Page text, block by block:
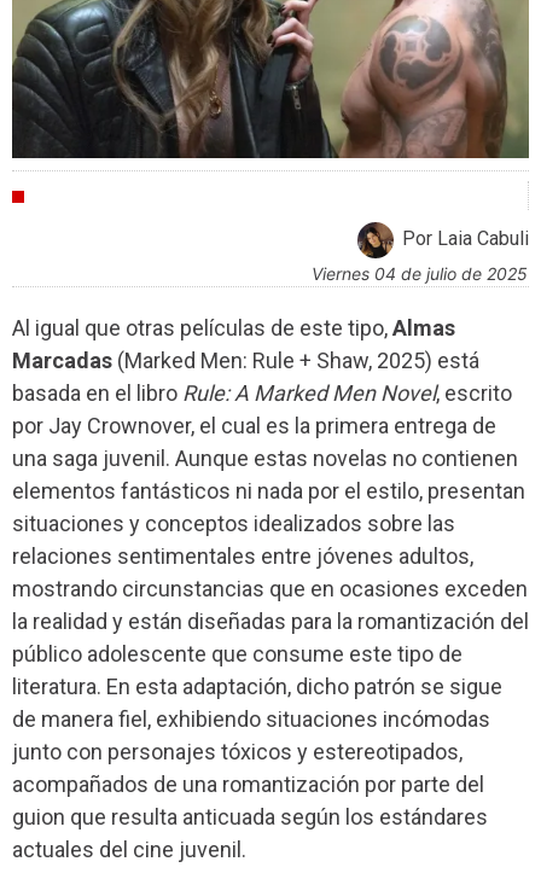
Por Laia Cabuli
viernes 04 de julio de 2025
Al igual que otras películas de este tipo,Almas
Marcadas (Marked Men: Rule + Shaw, 2025) está
basada en el libro Rule: A Marked Men Novel, escrito
por Jay Crownover, el cual es la primera entrega de
una saga juvenil. Aunque estas novelas no contienen
elementos fantásticos ni nada por el estilo, presentan
situaciones y conceptos idealizados sobre las
relaciones sentimentales entre jóvenes adultos,
mostrando circunstancias que en ocasiones exceden
la realidad y están diseñadas para la romantización del
público adolescente que consume este tipo de
literatura. En esta adaptación, dicho patrón se sigue
de manera fiel, exhibiendo situaciones incómodas
junto con personajes tóxicos y estereotipados,
acompañados de una romantización por parte del
guion que resulta anticuada según los estándares
actuales del cine juvenil.